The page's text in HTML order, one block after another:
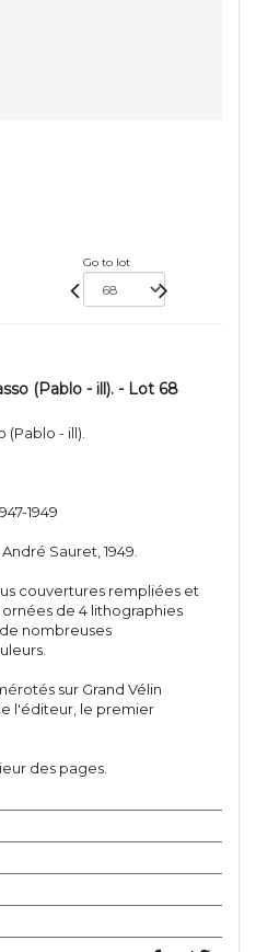
Go to lot
(Pablo - ill). - Lot 68
(Pablo - ill).
1949
Sauret, 1949.
couvertures rempliées et
ornées de 4 lithographies
nombreuses
sur Grand Vélin
l'éditeur, le premier
des pages.